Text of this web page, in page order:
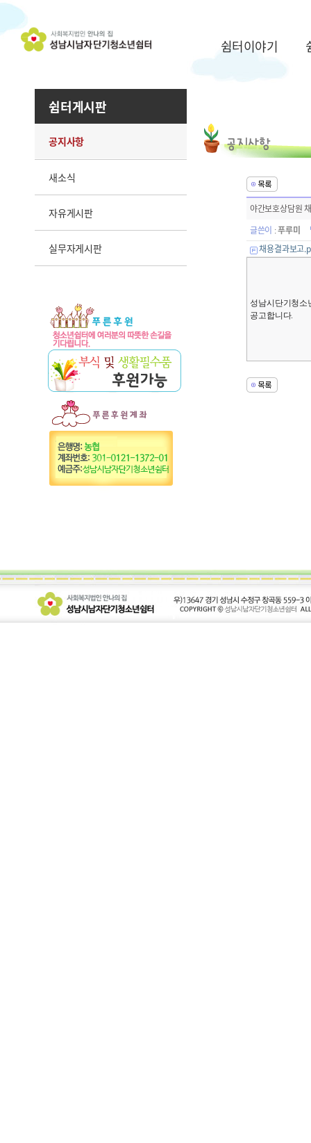
쉼터이야기
쉼터게시판
공지사항
새소식
자유게시판
실무자게시판
야간보호상담원
글쓴이 :푸루미
채용결과보고
성남시단기청소
공고합니다.